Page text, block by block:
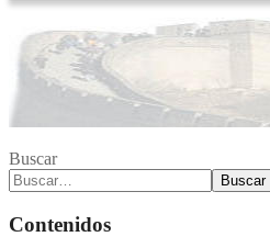
Buscar
Buscar
Contenidos